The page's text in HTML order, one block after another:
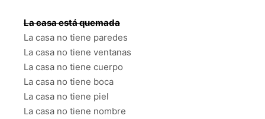
La casa está quemada
La casa no tiene paredes
La casa no tiene ventanas
La casa no tiene cuerpo
La casa no tiene boca
La casa no tiene piel
La casa no tiene nombre